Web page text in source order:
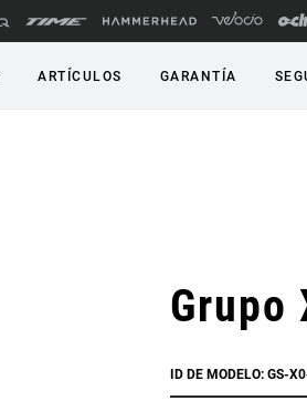
ARTÍCULOS GARANTÍA
Grupo
ID DE MODELO: GS-